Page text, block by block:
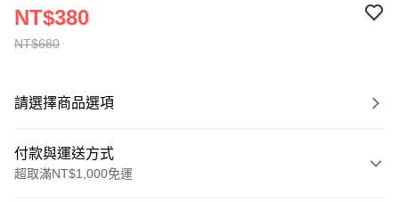
NT$680
NT$380
請選擇商品選項
付款與運送方式
超取滿NT$1,000免運